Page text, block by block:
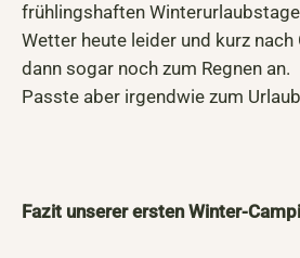
frühlingshaften
Wetter heute leider und kurz
dann sogar noch zum Regnen an.
Passte aber irgendwie zum
Fazit unserer ersten Winter-